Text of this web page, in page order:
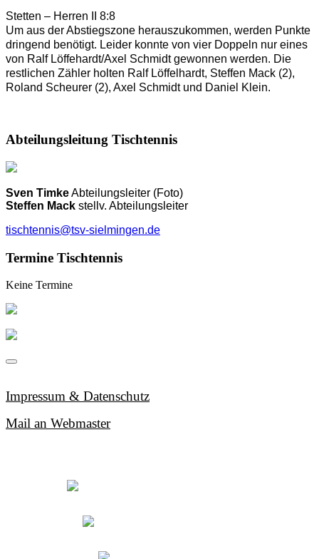
Stetten – Herren II 8:8
Um aus der Abstiegszone herauszukommen, werden Punkte
dringend benötigt. Leider konnte von vier Doppeln nur eines
von Ralf Löffehardt/Axel Schmidt gewonnen werden. Die
restlichen Zähler holten Ralf Löffelhardt, Steffen Mack (2),
Roland Scheurer (2), Axel Schmidt und Daniel Klein.
Abteilungsleitung Tischtennis
Sven TimkeAbteilungsleiter (Foto)
Steffen Mack stellv. Abteilungsleiter
tischtennis@tsv-sielmingen.de
Termine Tischtennis
Keine Termine
Impressum & Datenschutz
Mail an Webmaster